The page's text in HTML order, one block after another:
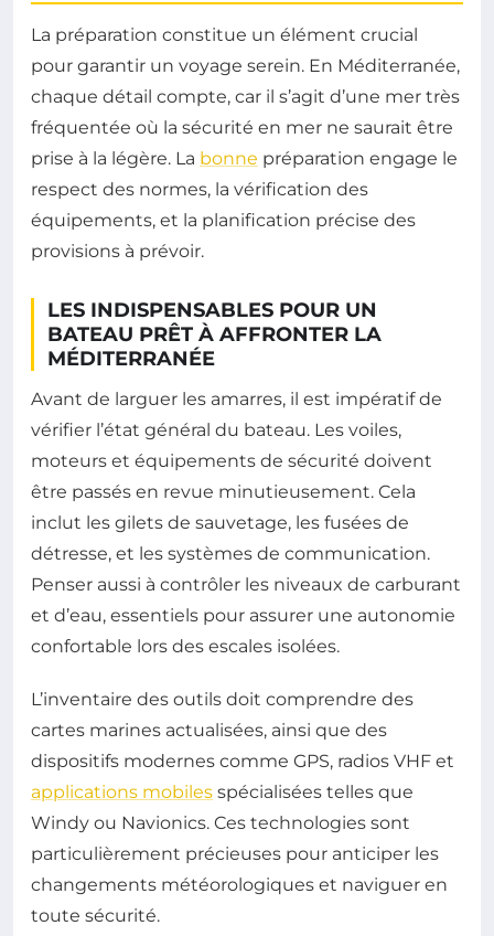
La préparation constitue un élément crucial
pour garantir un voyage serein. En Méditerranée,
chaque détail compte, car il s’agit d’une mer très
fréquentée où la sécurité en mer ne saurait être
prise à la légère. La bonne préparation engage le
respect des normes, la vérification des
équipements, et la planification précise des
provisions à prévoir.
LES INDISPENSABLES POUR UN
BATEAU PRÊT À AFFRONTER LA
MÉDITERRANÉE
Avant de larguer les amarres, il est impératif de
vérifier l’état général du bateau. Les voiles,
moteurs et équipements de sécurité doivent
être passés en revue minutieusement. Cela
inclut les gilets de sauvetage, les fusées de
détresse, et les systèmes de communication.
Penser aussi à contrôler les niveaux de carburant
et d’eau, essentiels pour assurer une autonomie
confortable lors des escales isolées.
L’inventaire des outils doit comprendre des
cartes marines actualisées, ainsi que des
dispositifs modernes comme GPS, radios VHF et
applications mobiles spécialisées telles que
Windy ou Navionics. Ces technologies sont
particulièrement précieuses pour anticiper les
changements météorologiques et naviguer en
toute sécurité.